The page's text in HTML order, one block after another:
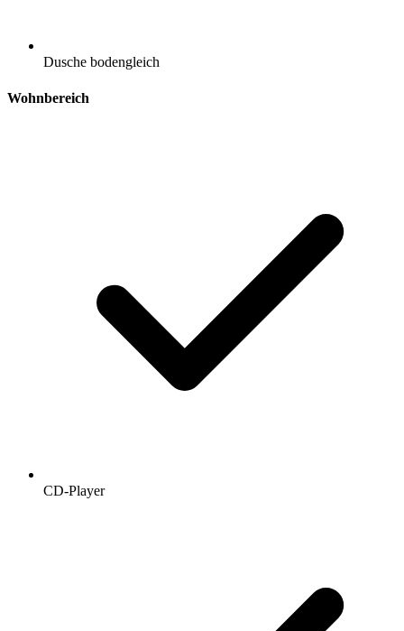
Dusche bodengleich
Wohnbereich
CD-Player